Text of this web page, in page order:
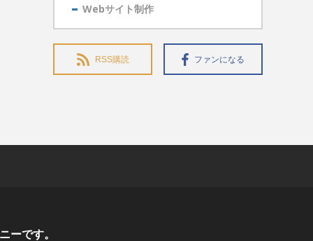
Webサイト制作
RSS購読 ファンになる
ーです。